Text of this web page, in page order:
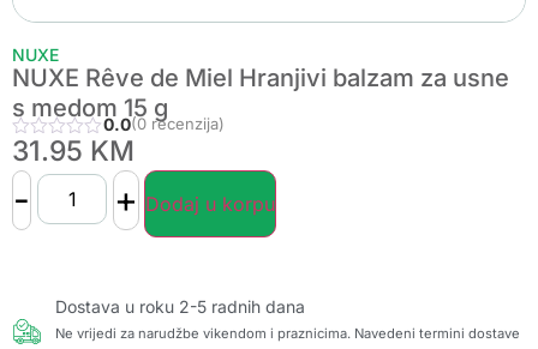
NUXE
NUXE Rêve de Miel Hranjivi balzam za usne
s medom 15 g
0.0(0 recenzija)
31.95 KM
- + Dodaj u korpu
Dostava u roku 2-5 radnih dana
Ne vrijedi za narudžbe vikendom i praznicima. Navedeni termini dostave